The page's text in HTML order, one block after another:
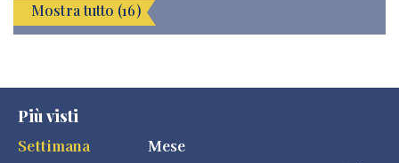
Mostra tutto (16)
Più visti
Settimana
Mese